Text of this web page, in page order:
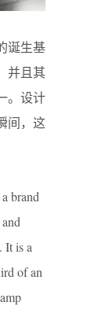
诞生基
并且其
。设计
间，这
brand
It is a
of an